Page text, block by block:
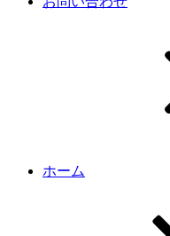
ホーム